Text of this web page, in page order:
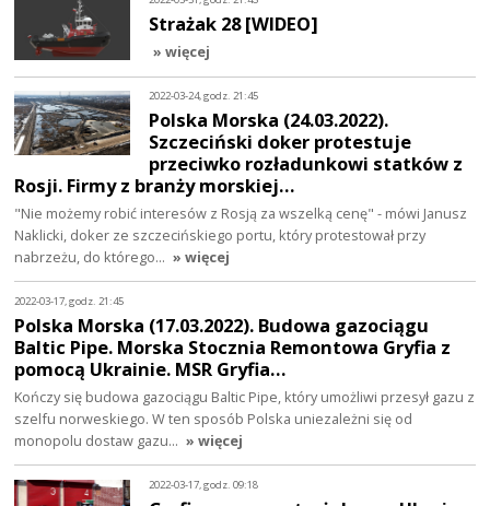
Strażak 28 [WIDEO]
» więcej
2022-03-24, godz. 21:45
Polska Morska (24.03.2022).
Szczeciński doker protestuje
przeciwko rozładunkowi statków z
Rosji. Firmy z branży morskiej…
"Nie możemy robić interesów z Rosją za wszelką cenę" - mówi Janusz
Naklicki, doker ze szczecińskiego portu, który protestował przy
nabrzeżu, do którego… » więcej
2022-03-17, godz. 21:45
Polska Morska (17.03.2022). Budowa gazociągu
Baltic Pipe. Morska Stocznia Remontowa Gryfia z
pomocą Ukrainie. MSR Gryfia…
Kończy się budowa gazociągu Baltic Pipe, który umożliwi przesył gazu z
szelfu norweskiego. W ten sposób Polska uniezależni się od
monopolu dostaw gazu… » więcej
2022-03-17, godz. 09:18